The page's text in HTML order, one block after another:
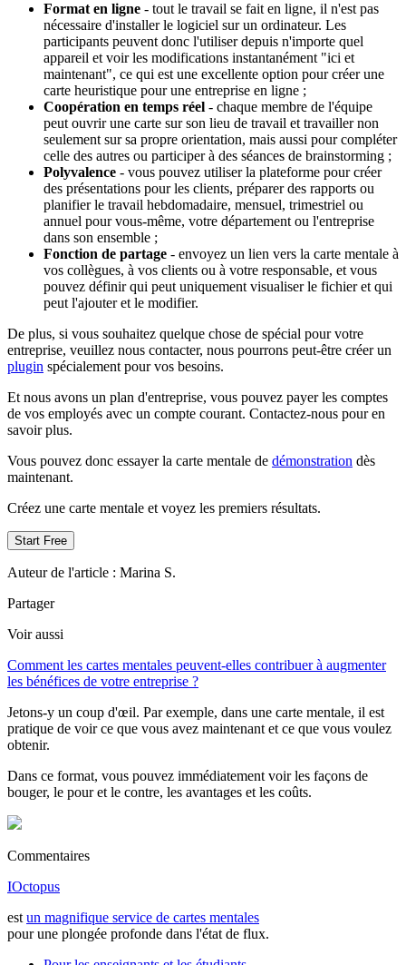
Format en ligne - tout le travail se fait en ligne, il n'est pas
nécessaire d'installer le logiciel sur un ordinateur. Les
participants peuvent donc l'utiliser depuis n'importe quel
appareil et voir les modifications instantanément "ici et
maintenant", ce qui est une excellente option pour créer une
carte heuristique pour une entreprise en ligne ;
Coopération en temps réel - chaque membre de l'équipe
peut ouvrir une carte sur son lieu de travail et travailler non
seulement sur sa propre orientation, mais aussi pour compléter
celle des autres ou participer à des séances de brainstorming ;
Polyvalence - vous pouvez utiliser la plateforme pour créer
des présentations pour les clients, préparer des rapports ou
planifier le travail hebdomadaire, mensuel, trimestriel ou
annuel pour vous-même, votre département ou l'entreprise
dans son ensemble ;
Fonction de partage - envoyez un lien vers la carte mentale à
vos collègues, à vos clients ou à votre responsable, et vous
pouvez définir qui peut uniquement visualiser le fichier et qui
peut l'ajouter et le modifier.
De plus, si vous souhaitez quelque chose de spécial pour votre
entreprise, veuillez nous contacter, nous pourrons peut-être créer un
plugin spécialement pour vos besoins.
Et nous avons un plan d'entreprise, vous pouvez payer les comptes
de vos employés avec un compte courant. Contactez-nous pour en
savoir plus.
Vous pouvez donc essayer la carte mentale de démonstration dès
maintenant.
Créez une carte mentale et voyez les premiers résultats.
Start Free
Auteur de l'article : Marina S.
Partager
Voir aussi
Comment les cartes mentales peuvent-elles contribuer à augmenter
les bénéfices de votre entreprise ?
Jetons-y un coup d'œil. Par exemple, dans une carte mentale, il est
pratique de voir ce que vous avez maintenant et ce que vous voulez
obtenir.
Dans ce format, vous pouvez immédiatement voir les façons de
bouger, le pour et le contre, les avantages et les coûts.
Commentaires
IOctopus
est un magnifique service de cartes mentales
pour une plongée profonde dans l'état de flux.